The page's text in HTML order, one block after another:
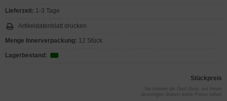
Lieferzeit: 1-3 Tage
Artikeldatenblatt drucken
Menge Innerverpackung: 12 Stück
Lagerbestand:
Stückpreis
Sie können als Gast (bzw. mit Ihrem
derzeitigen Status) keine Preise sehen